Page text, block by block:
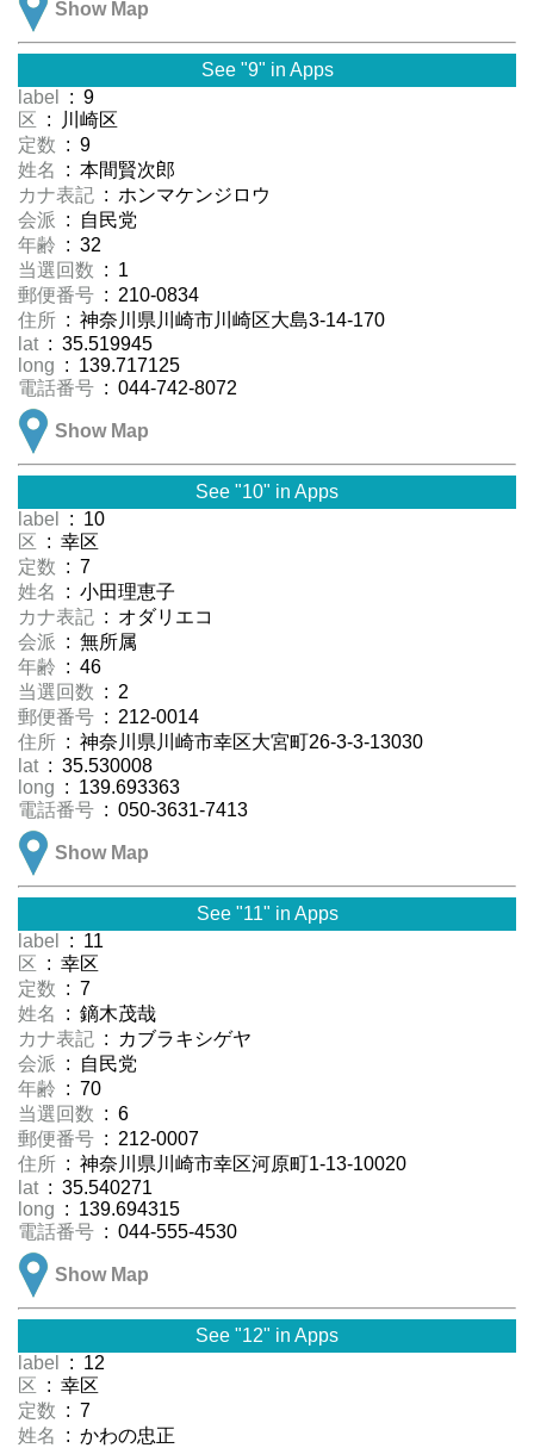
Show Map
See "9" in Apps
label
: 9
区 : 川崎区
定数 : 9
姓名
: 本間賢次郎
カナ表記 : ホンマケンジロウ
会派 : 自民党
年齢 : 32
当選回数 : 1
郵便番号 : 210-0834
住所 : 神奈川県川崎市川崎区大島3-14-170
lat : 35.519945
long : 139.717125
電話番号 : 044-742-8072
Show Map
See "10" in Apps
label
: 10
区 : 幸区
定数 : 7
姓名
: 小田理恵子
カナ表記 : オダリエコ
会派 : 無所属
年齢 : 46
当選回数 : 2
郵便番号 : 212-0014
住所 : 神奈川県川崎市幸区大宮町26-3-3-13030
lat : 35.530008
long : 139.693363
電話番号 : 050-3631-7413
Show Map
See "11" in Apps
label
: 11
区 : 幸区
定数 : 7
姓名
: 鏑木茂哉
カナ表記 : カブラキシゲヤ
会派 : 自民党
年齢 : 70
当選回数 : 6
郵便番号 : 212-0007
住所 : 神奈川県川崎市幸区河原町1-13-10020
lat : 35.540271
long : 139.694315
電話番号 : 044-555-4530
Show Map
See "12" in Apps
label
: 12
区 : 幸区
定数 : 7
姓名
: かわの忠正